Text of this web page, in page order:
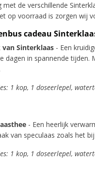
met de verschillende
op voorraad is zorgen wij
cadeau
van Sinterklaas - Een
dagen in spannende
1 kop, 1 doseerlepel,
- Een heerlijk
van speculaas zoals het
1 kop, 1 doseerlepel,